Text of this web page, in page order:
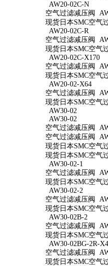
AW20-02C-N
空气过滤减压阀
现货日本SMC空气
AW20-02C-R
空气过滤减压阀
现货日本SMC空气
AW20-02C-X170
空气过滤减压阀
现货日本SMC空气
AW20-02-X64
空气过滤减压阀
现货日本SMC空气
AW30-02
AW30-02
空气过滤减压阀
空气过滤减压阀
现货日本SMC空气
现货日本SMC空气
AW30-02-1
空气过滤减压阀
现货日本SMC空气
AW30-02-2
空气过滤减压阀
现货日本SMC空气
AW30-02B-2
空气过滤减压阀
现货日本SMC空气
AW30-02BG-2R-
空气过滤减压阀
现货日本SMC空气